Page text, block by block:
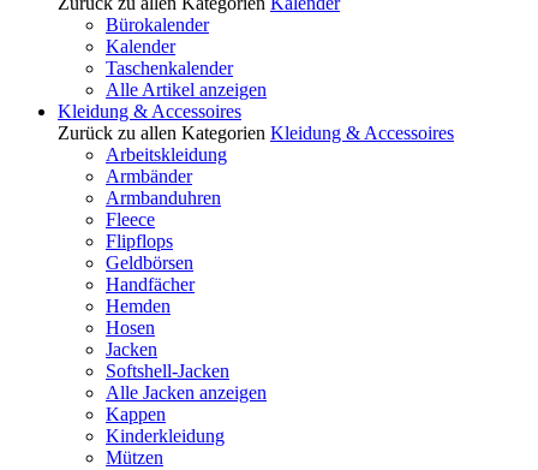
Bürokalender
Kalender
Taschenkalender
Alle Artikel anzeigen
Kleidung & Accessoires
Zurück zu allen Kategorien Kleidung & Accessoires
Arbeitskleidung
Armbänder
Armbanduhren
Fleece
Flipflops
Geldbörsen
Handfächer
Hemden
Hosen
Jacken
Softshell-Jacken
Alle Jacken anzeigen
Kappen
Kinderkleidung
Mützen